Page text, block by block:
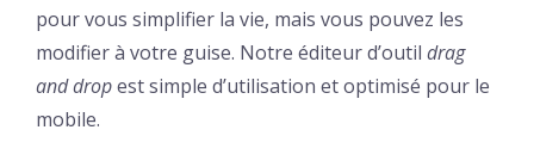
pour vous simplifier la vie, mais vous pouvez les
modifier à votre guise. Notre éditeur d’outil drag
and dropest simple d’utilisation et optimisé pour le
mobile.